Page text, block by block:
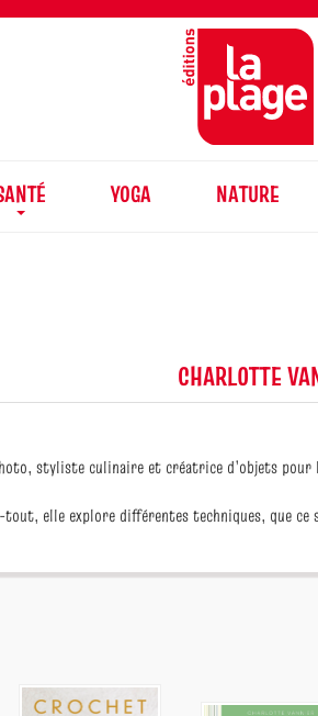
YOGA NATURE
CHARLOTTE
styliste culinaire et créatrice d’objets pour
elle explore différentes techniques, que